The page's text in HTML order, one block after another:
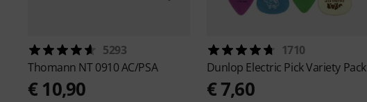
5293
Thomann NT 0910 AC/PSA
€ 10,90
1710
Dunlop Electric Pick Variety Pack
€ 7,60